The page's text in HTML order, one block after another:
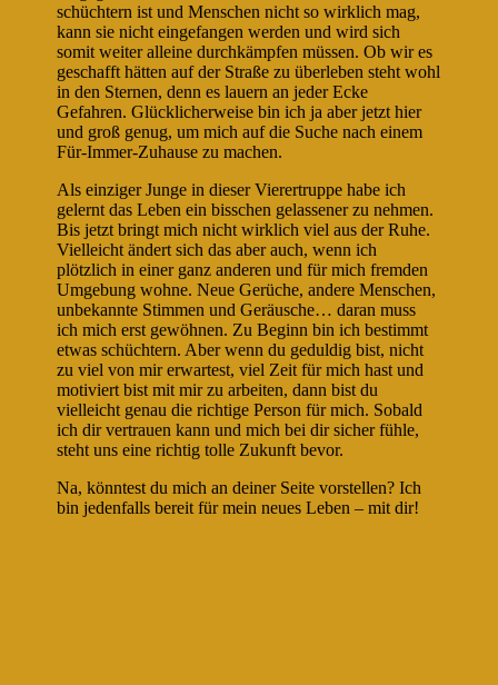
schüchtern ist und Menschen nicht so wirklich mag,
kann sie nicht eingefangen werden und wird sich
somit weiter alleine durchkämpfen müssen. Ob wir es
geschafft hätten auf der Straße zu überleben steht wohl
in den Sternen, denn es lauern an jeder Ecke
Gefahren. Glücklicherweise bin ich ja aber jetzt hier
und groß genug, um mich auf die Suche nach einem
Für-Immer-Zuhause zu machen.
Als einziger Junge in dieser Vierertruppe habe ich
gelernt das Leben ein bisschen gelassener zu nehmen.
Bis jetzt bringt mich nicht wirklich viel aus der Ruhe.
Vielleicht ändert sich das aber auch, wenn ich
plötzlich in einer ganz anderen und für mich fremden
Umgebung wohne. Neue Gerüche, andere Menschen,
unbekannte Stimmen und Geräusche… daran muss
ich mich erst gewöhnen. Zu Beginn bin ich bestimmt
etwas schüchtern. Aber wenn du geduldig bist, nicht
zu viel von mir erwartest, viel Zeit für mich hast und
motiviert bist mit mir zu arbeiten, dann bist du
vielleicht genau die richtige Person für mich. Sobald
ich dir vertrauen kann und mich bei dir sicher fühle,
steht uns eine richtig tolle Zukunft bevor.
Na, könntest du mich an deiner Seite vorstellen? Ich
bin jedenfalls bereit für mein neues Leben – mit dir!